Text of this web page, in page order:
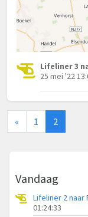
Lifeliner 3
25 mei '22
« 1 2
Vandaag
Lifeliner 2 naar
01:24:33